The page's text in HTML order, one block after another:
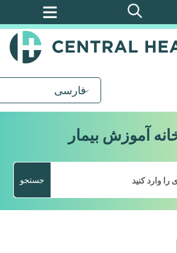
فارسی
آموزش بیمار
جستجو